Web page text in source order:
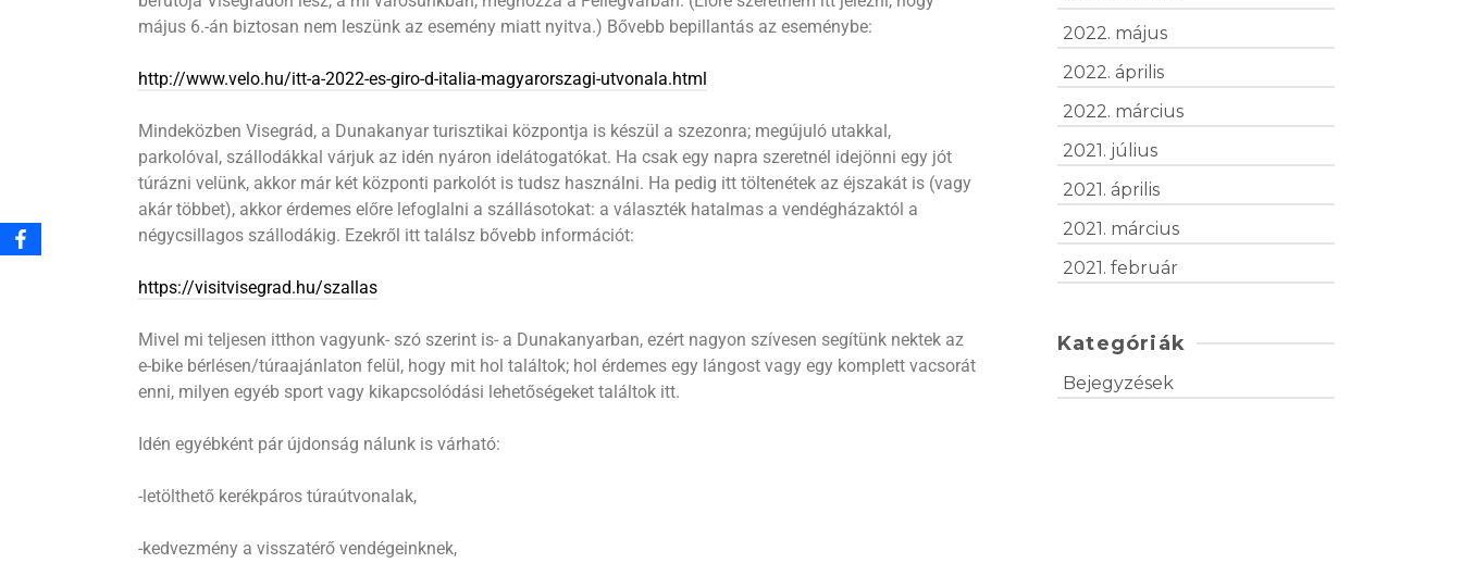
május 6.-án biztosan nem leszünk az esemény miatt nyitva.) Bővebb bepillantás az eseménybe:
http://www.velo.hu/itt-a-2022-es-giro-d-italia-magyarorszagi-utvonala.html
Mindeközben Visegrád, a Dunakanyar turisztikai központja is készül a szezonra; megújuló utakkal,
parkolóval, szállodákkal várjuk az idén nyáron idelátogatókat. Ha csak egy napra szeretnél idejönni egy jót
túrázni velünk, akkor már két központi parkolót is tudsz használni. Ha pedig itt töltenétek az éjszakát is (vagy
akár többet), akkor érdemes előre lefoglalni a szállásotokat: a választék hatalmas a vendégházaktól a
négycsillagos szállodákig. Ezekről itt találsz bővebb információt:
https://visitvisegrad.hu/szallas
Mivel mi teljesen itthon vagyunk- szó szerint is- a Dunakanyarban, ezért nagyon szívesen segítünk nektek az
e-bike bérlésen/túraajánlaton felül, hogy mit hol találtok; hol érdemes egy lángost vagy egy komplett vacsorát
enni, milyen egyéb sport vagy kikapcsolódási lehetőségeket találtok itt.
Idén egyébként pár újdonság nálunk is várható:
-letölthető kerékpáros túraútvonalak,
-kedvezmény a visszatérő vendégeinknek,
2022. május
2022. április
2022. március
2021. július
2021. április
2021. március
2021. február
Kategóriák
Bejegyzések